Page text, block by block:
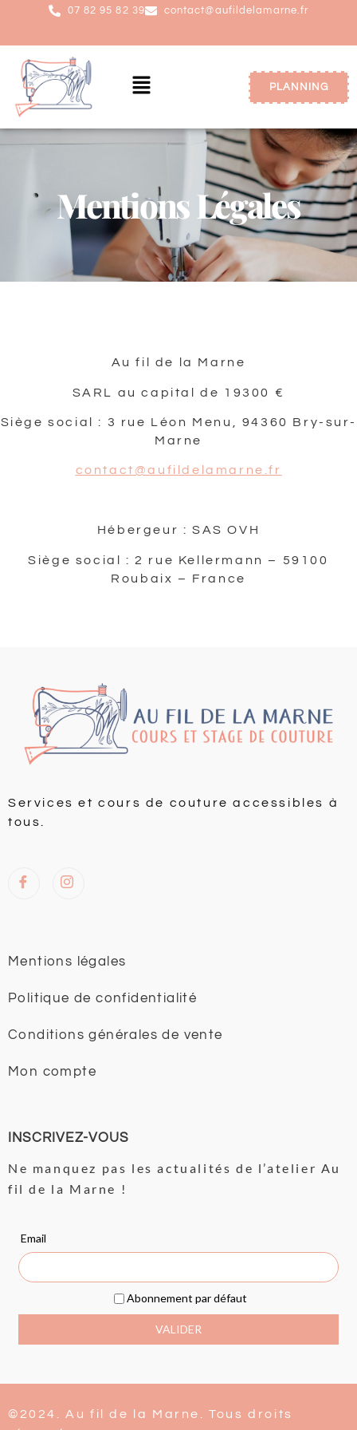
07 82 95 82 39 contact@aufildelamarne.fr
PLANNING
Mentions Légales
Au fil de la Marne
SARL au capital de 19300 €
Siège social : 3 rue Léon Menu, 94360 Bry-sur-
Marne
contact@aufildelamarne.fr
Hébergeur : SAS OVH
Siège social : 2 rue Kellermann – 59100
Roubaix – France
Services et cours de couture accessibles à
tous.
Mentions légales
Politique de confidentialité
Conditions générales de vente
Mon compte
INSCRIVEZ-VOUS
Ne manquez pas les actualités de l’atelier Au
fil de la Marne !
©2024. Au fil de la Marne. Tous droits